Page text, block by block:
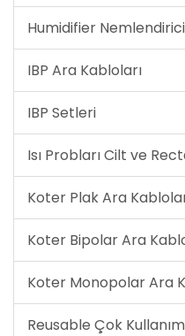
Humidifier
IBP Ara Kabloları
IBP Setleri
Isı Probları Cilt ve
Koter Plak Ara
Koter Bipolar Ara
Koter Monopolar Ara
Reusable Çok